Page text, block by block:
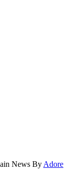
News By Adore